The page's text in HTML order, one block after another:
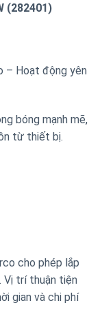
(282401)
– Hoạt động yên
bóng mạnh mẽ,
từ thiết bị.
cho phép lắp
Vị trí thuận tiện
gian và chi phí